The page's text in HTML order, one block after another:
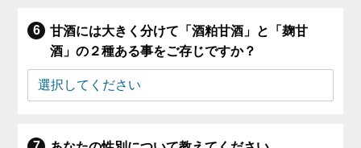
甘酒には大きく分けて「酒粕甘酒」と「麹甘
酒」の２種ある事をご存じですか？